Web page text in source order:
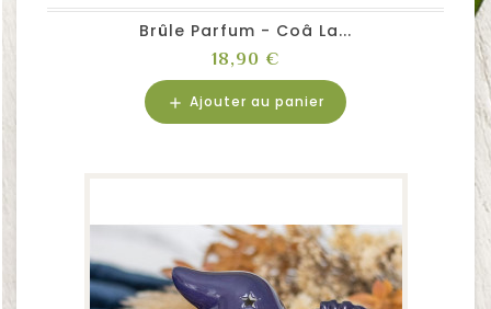
Brûle Parfum - Coâ La...
Prix
18,90 €
add Ajouter au panier